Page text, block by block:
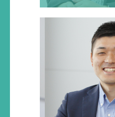
渉外 武井千